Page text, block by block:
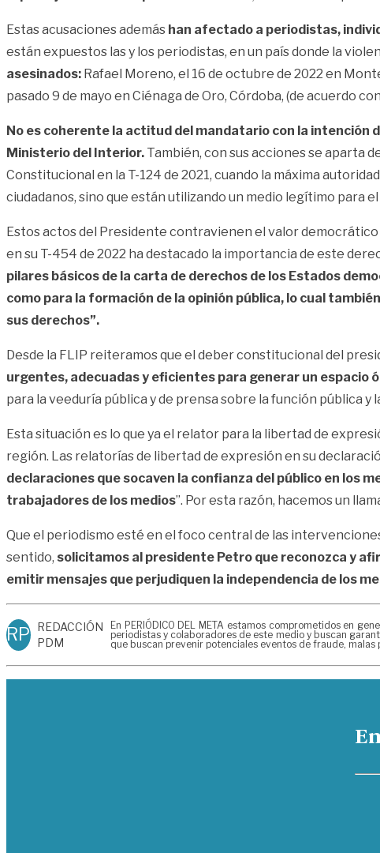
Estas acusaciones además han afectado a periodistas,
están expuestos las y los periodistas, en un país donde la
asesinados: Rafael Moreno, el 16 de octubre de 2022 en
pasado 9 de mayo en Ciénaga de Oro, Córdoba, (de acuerdo
No es coherente la actitud del mandatario con la intención
Ministerio del Interior. También, con sus acciones se aparta
Constitucional en la T-124 de 2021, cuando la máxima
ciudadanos, sino que están utilizando un medio legítimo para
Estos actos del Presidente contravienen el valor
en su T-454 de 2022 ha destacado la importancia de este
pilares básicos de la carta de derechos de los Estados
como para la formación de la opinión pública, lo cual
sus derechos”.
Desde la FLIP reiteramos que el deber constitucional del
urgentes, adecuadas y eficientes para generar un
para la veeduría pública y de prensa sobre la función pública y
Esta situación es lo que ya el relator para la libertad de
región. Las relatorías de libertad de expresión en su
declaraciones que socaven la confianza del público en los
trabajadores de los medios”. Por esta razón, hacemos un
Que el periodismo esté en el foco central de las
sentido, solicitamos al presidente Petro que reconozca y
emitir mensajes que perjudiquen la independencia de los
RP REDACCIÓN
PDM
En PERIÓDICO DEL META estamos comprometidos en
periodistas y colaboradores de este medio y buscan
que buscan prevenir potenciales eventos de fraude,